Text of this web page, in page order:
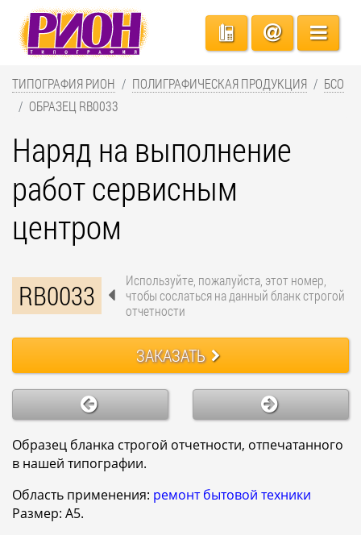
ТИПОГРАФИЯ РИОН ПОЛИГРАФИЧЕСКАЯ ПРОДУКЦИЯ
БСО
ОБРАЗЕЦ RB0033
Наряд на выполнение
работ сервисным
центром
RB0033
Используйте, пожалуйста, этот номер,
чтобы сослаться на данный бланк строгой
отчетности
ЗАКАЗАТЬ
Образец бланка строгой отчетности, отпечатанного
в нашей типографии.
Область применения: ремонт бытовой техники
Размер: A5.